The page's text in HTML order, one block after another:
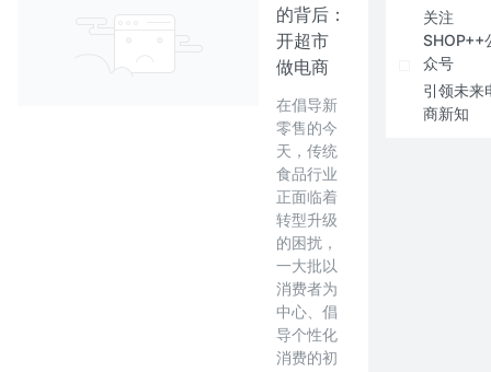
的背后：
开超市
做电商
在倡导新
零售的今
天，传统
食品行业
正面临着
转型升级
的困扰，
一大批以
消费者为
中心、倡
导个性化
消费的初
关注
SHOP++
众号
引领未来
商新知